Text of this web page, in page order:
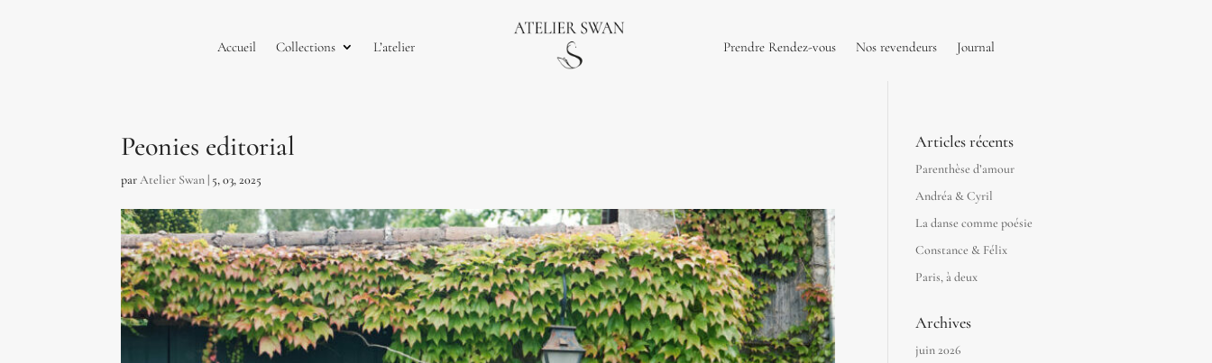
Accueil Collections L’atelier Prendre Rendez-vous Nos revendeurs Journal
Peonies editorial
parAtelier Swan | 5, 03, 2025
Articles récents
Parenthèse d’amour
Andréa & Cyril
La danse comme poésie
Constance & Félix
Paris, à deux
Archives
juin 2026